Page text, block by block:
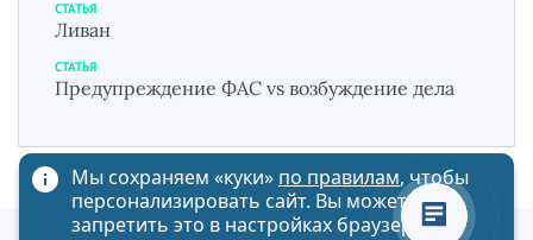
СТАТЬЯ
Ливан
СТАТЬЯ
Предупреждение ФАС vs возбуждение дела
Мы сохраняем «куки» по правилам, чтобы
персонализировать сайт. Вы можете
запретить это в настройках браузера